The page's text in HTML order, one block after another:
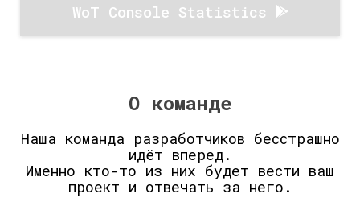
WoT Console Statistics‬
О команде
Наша команда разработчиков бесстрашно
идёт вперед.
Именно кто-то из них будет вести ваш
проект и отвечать за него.